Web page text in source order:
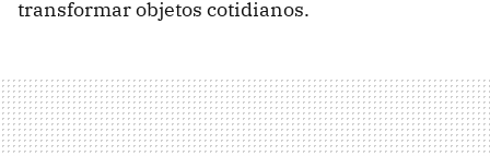
transformar objetos cotidianos.